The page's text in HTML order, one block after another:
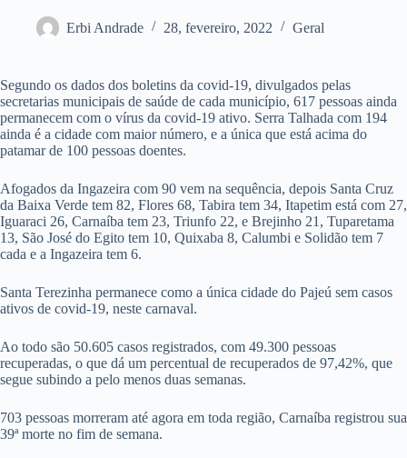
Erbi Andrade 28, fevereiro, 2022 Geral
Segundo os dados dos boletins da covid-19, divulgados pelas
secretarias municipais de saúde de cada município, 617 pessoas ainda
permanecem com o vírus da covid-19 ativo. Serra Talhada com 194
ainda é a cidade com maior número, e a única que está acima do
patamar de 100 pessoas doentes.
Afogados da Ingazeira com 90 vem na sequência, depois Santa Cruz
da Baixa Verde tem 82, Flores 68, Tabira tem 34, Itapetim está com 27,
Iguaraci 26, Carnaíba tem 23, Triunfo 22, e Brejinho 21, Tuparetama
13, São José do Egito tem 10, Quixaba 8, Calumbi e Solidão tem 7
cada e a Ingazeira tem 6.
Santa Terezinha permanece como a única cidade do Pajeú sem casos
ativos de covid-19, neste carnaval.
Ao todo são 50.605 casos registrados, com 49.300 pessoas
recuperadas, o que dá um percentual de recuperados de 97,42%, que
segue subindo a pelo menos duas semanas.
703 pessoas morreram até agora em toda região, Carnaíba registrou sua
39ª morte no fim de semana.